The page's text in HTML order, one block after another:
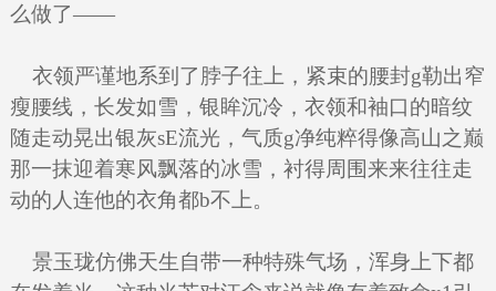
么做了——
衣领严谨地系到了脖子往上，紧束的腰封g勒出窄
瘦腰线，长发如雪，银眸沉冷，衣领和袖口的暗纹
随走动晃出银灰sE流光，气质g净纯粹得像高山之巅
那一抹迎着寒风飘落的冰雪，衬得周围来来往往走
动的人连他的衣角都b不上。
景玉珑仿佛天生自带一种特殊气场，浑身上下都